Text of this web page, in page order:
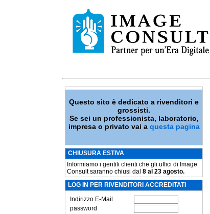
Questo sito è dedicato a rivenditori e
grossisti.
Se sei un professionista, laboratorio,
impresa o privato vai a questa pagina
CHIUSURA ESTIVA
Informiamo i gentili clienti che gli uffici di Image
Consult saranno chiusi dal 8 al 23 agosto.
LOG IN PER RIVENDITORI ACCREDITATI
Indirizzo E-Mail
password